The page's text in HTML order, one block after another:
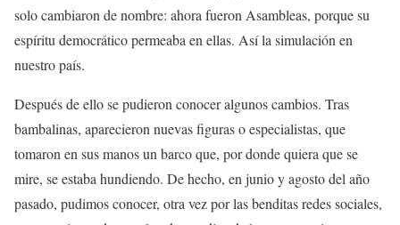
solo cambiaron de nombre: ahora fueron Asambleas, porque su
espíritu democrático permeaba en ellas. Así la simulación en
nuestro país.
Después de ello se pudieron conocer algunos cambios. Tras
bambalinas, aparecieron nuevas figuras o especialistas, que
tomaron en sus manos un barco que, por donde quiera que se
mire, se estaba hundiendo. De hecho, en junio y agosto del año
pasado, pudimos conocer, otra vez por las benditas redes sociales,